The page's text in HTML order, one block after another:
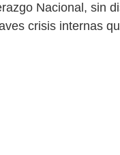
Nacional, sin
crisis internas